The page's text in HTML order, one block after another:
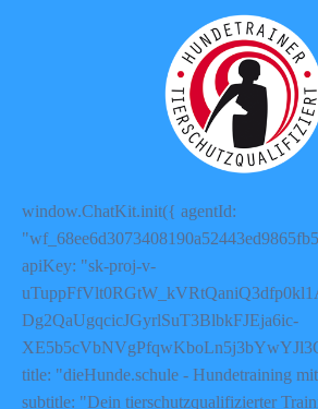
window.ChatKit.init({ agentId:
apiKey: "sk-proj-v-
Dg2QaUgqcicJGyrlSuT3BlbkFJEja6ic-
title: "dieHunde.schule - Hundetraining
subtitle: "Dein tierschutzqualifizierter